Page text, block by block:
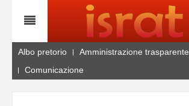
Albo pretorio
Amministrazione trasparente
Comunicazione